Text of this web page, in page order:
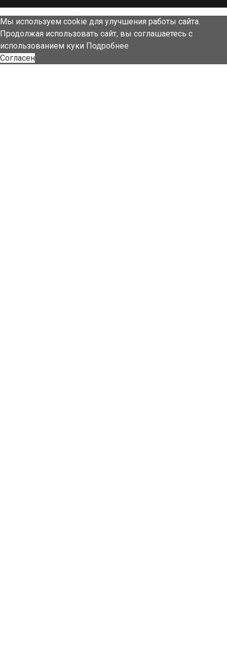
Мы используем cookie для улучшения работы сайта.
Продолжая использовать сайт, вы соглашаетесь с
использованием куки Подробнее
Согласен